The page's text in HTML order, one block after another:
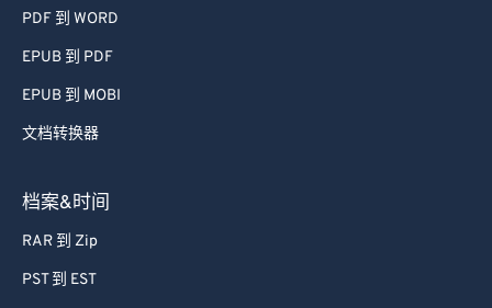
PDF 到 WORD
EPUB 到 PDF
EPUB 到 MOBI
文档转换器
档案&时间
RAR 到 Zip
PST 到 EST